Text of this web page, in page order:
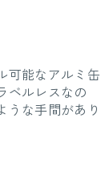
可能なアルミ缶
ベルレスなの
うな手間があり